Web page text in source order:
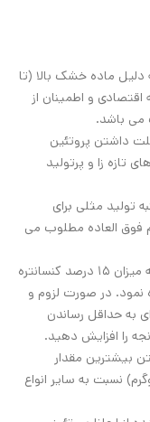
ماده خشک بالا (تا
اقتصادی و اطمینان از
می باشد.
داشتن پروتئین
تازه زا و پرتولید
تولید مثلی برای
فوق العاده مطلوب می
می توان از دانه کامل سویای رُست شده به میزان 15 درصد کنسانتره
نمود. در صورت لزوم و
به حداقل رساندن
را افزایش دهید.
بیشترین مقدار
گرم در هر کیلوگرم) نسبت به سایر انواع